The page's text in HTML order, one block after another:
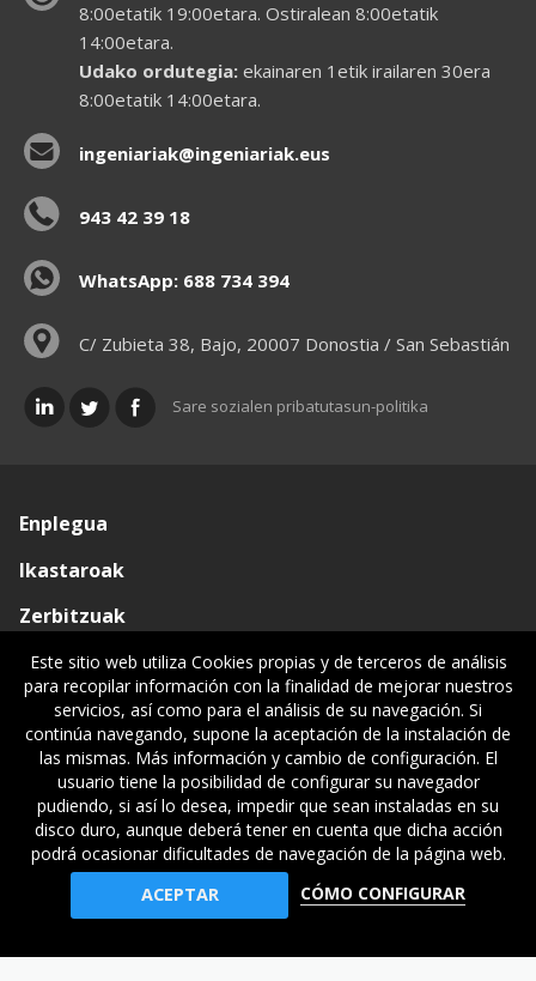
8:00etatik 19:00etara. Ostiralean 8:00etatik
14:00etara.
Udako ordutegia:ekainaren 1etik irailaren 30era
8:00etatik 14:00etara.
ingeniariak@ingeniariak.eus
943 42 39 18
WhatsApp: 688 734 394
C/ Zubieta 38, Bajo, 20007 Donostia / San Sebastián
Sare sozialen pribatutasun-politika
Enplegua
Ikastaroak
Zerbitzuak
Elkargoa
Oniritziak
Lehiatila Bakarra
Lege informazioa
© Gipuzkoako Industri Ingeniariaren Elkargo Ofiziala - Colegio
Oficial de Ingenieros Industriales de Gipuzkoa
Este sitio web utiliza Cookies propias y de terceros de análisis
para recopilar información con la finalidad de mejorar nuestros
servicios, así como para el análisis de su navegación. Si
continúa navegando, supone la aceptación de la instalación de
las mismas. Más información y cambio de configuración. El
usuario tiene la posibilidad de configurar su navegador
pudiendo, si así lo desea, impedir que sean instaladas en su
disco duro, aunque deberá tener en cuenta que dicha acción
podrá ocasionar dificultades de navegación de la página web.
ACEPTAR
CÓMO CONFIGURAR